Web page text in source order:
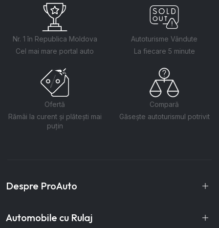
Nr. 1 în Republica Moldova
Cel mai mare portal auto
Autoturisme Vândute
La fiecare 5 minute
Ofertă
Rămâi la curent și plătești mai
puțin
Compară
Găsește autoturismul potrivit
Despre ProAuto
Automobile cu Rulaj